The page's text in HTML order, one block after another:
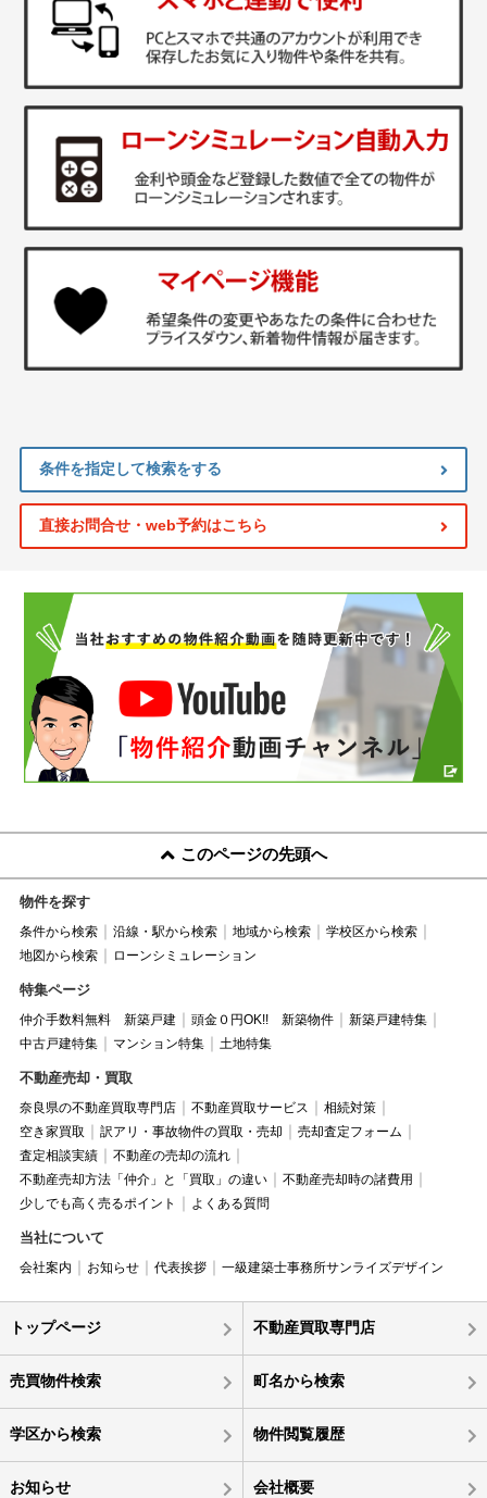
条件を指定して検索をする
直接お問合せ・web予約はこちら
このページの先頭へ
物件を探す
条件から検索 沿線・駅から検索 地域から検索
学校区から検索
地図から検索
ローンシミュレーション
特集ページ
仲介手数料無料 新築戸建 頭金０円OK!! 新築物件
新築戸建特集
中古戸建特集
マンション特集 土地特集
不動産売却・買取
奈良県の不動産買取専門店 不動産買取サービス
相続対策
空き家買取
訳アリ・事故物件の買取・売却
売却査定フォーム
査定相談実績
不動産の売却の流れ
不動産売却方法「仲介」と「買取」の違い
不動産売却時の諸費用
少しでも高く売るポイント
よくある質問
当社について
会社案内 お知らせ 代表挨拶 一級建築士事務所サンライズデザイン
トップページ 不動産買取専門店
売買物件検索 町名から検索
学区から検索 物件閲覧履歴
お知らせ 会社概要